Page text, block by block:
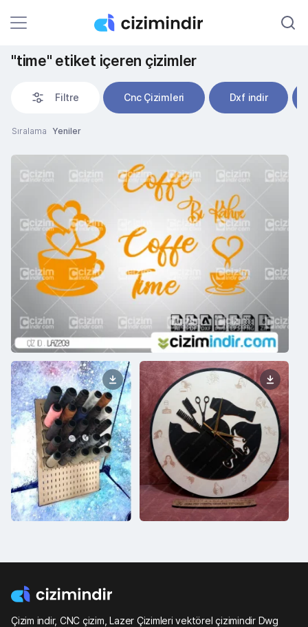
"time" etiket içeren çizimler
Filtre Cnc Çizimleri Dxf indir
Sıralama Yeniler
Çizim indir, CNC çizim, Lazer Çizimleri vektörel çizimindir Dwg